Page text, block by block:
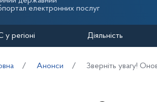
електронних послуг
регіоні Діяльність
Анонси Зверніть увагу!